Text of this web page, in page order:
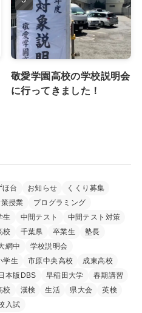
敬愛学園高校の学校説明会
に行ってきました！
ほ台 お知らせ
くくり募集
授業
プログラミング
生 中間テスト
中間テスト対策
校 千葉県 卒業生
塾長
網中
学校説明会
学生 市原中央高校
成東高校
本版DBS 早稲田大学
春期講習
校 漢検 生活 県大会
英検
入試